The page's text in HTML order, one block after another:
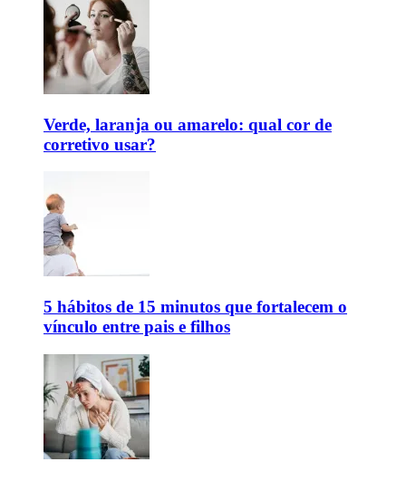
Verde, laranja ou amarelo: qual cor de
corretivo usar?
5 hábitos de 15 minutos que fortalecem o
vínculo entre pais e filhos